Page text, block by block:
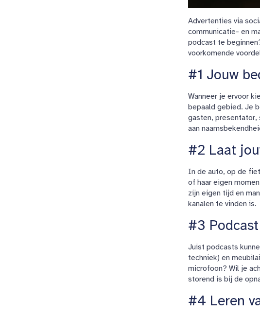
Advertenties via
communicatie- en
podcast te
voorkomende
#1 Jouw
Wanneer je ervoor
bepaald gebied. Je
gasten, presentator,
aan
#2 Laat
In de auto, op de
of haar eigen
zijn eigen tijd en
kanalen te vinden is.
#3
Juist podcasts
techniek) en
microfoon? Wil je
storend is bij de
#4 Leren